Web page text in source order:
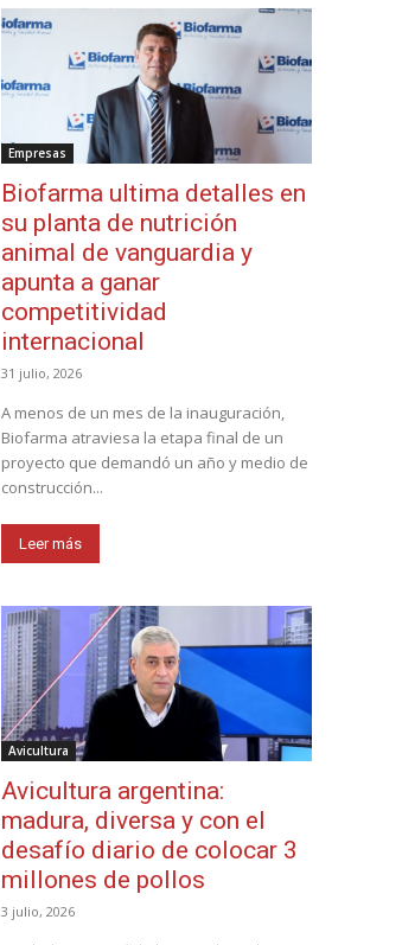
Empresas
Biofarma ultima detalles en
su planta de nutrición
animal de vanguardia y
apunta a ganar
competitividad
internacional
31 julio, 2026
A menos de un mes de la inauguración,
Biofarma atraviesa la etapa final de un
proyecto que demandó un año y medio de
construcción...
Leer más
Avicultura
Avicultura argentina:
madura, diversa y con el
desafío diario de colocar 3
millones de pollos
3 julio, 2026